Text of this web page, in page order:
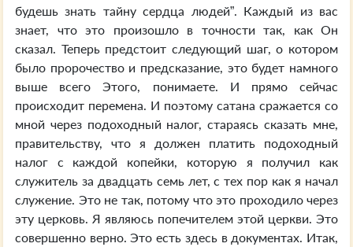
будешь знать тайну сердца людей”. Каждый из вас
знает, что это произошло в точности так, как Он
сказал. Теперь предстоит следующий шаг, о котором
было пророчество и предсказание, это будет намного
выше всего Этого, понимаете. И прямо сейчас
происходит перемена. И поэтому сатана сражается со
мной через подоходный налог, стараясь сказать мне,
правительству, что я должен платить подоходный
налог с каждой копейки, которую я получил как
служитель за двадцать семь лет, с тех пор как я начал
служение. Это не так, потому что это проходило через
эту церковь. Я являюсь попечителем этой церкви. Это
совершенно верно. Это есть здесь в документах. Итак,